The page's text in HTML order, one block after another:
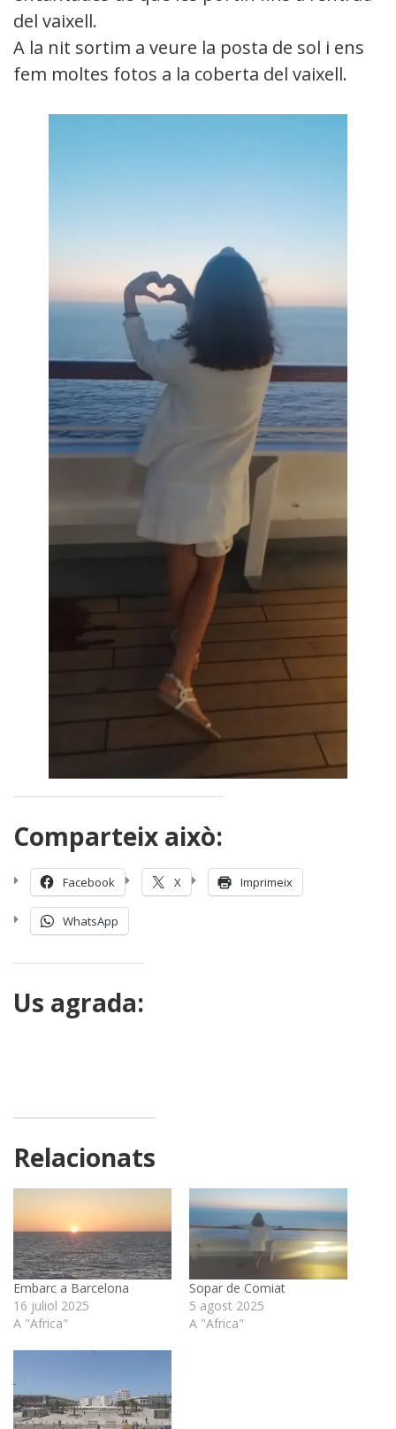
del vaixell.
A la nit sortim a veure la posta de sol i ens
fem moltes fotos a la coberta del vaixell.
Comparteix això:
Facebook X Imprimeix
WhatsApp
Us agrada:
Relacionats
Embarc a Barcelona
16 juliol 2025
A "Africa"
Sopar de Comiat
5 agost 2025
A "Africa"